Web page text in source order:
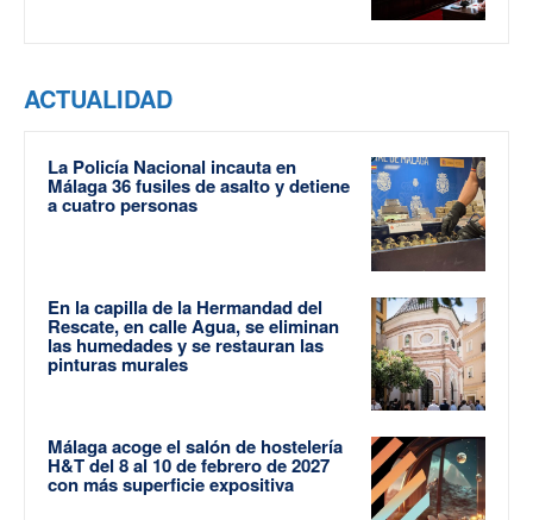
ACTUALIDAD
La Policía Nacional incauta en
Málaga 36 fusiles de asalto y detiene
a cuatro personas
En la capilla de la Hermandad del
Rescate, en calle Agua, se eliminan
las humedades y se restauran las
pinturas murales
Málaga acoge el salón de hostelería
H&T del 8 al 10 de febrero de 2027
con más superficie expositiva